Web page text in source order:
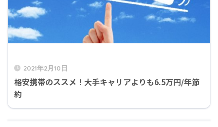
2021年2月10日
格安携帯のススメ！大手キャリアよりも6.5万円/年節
約